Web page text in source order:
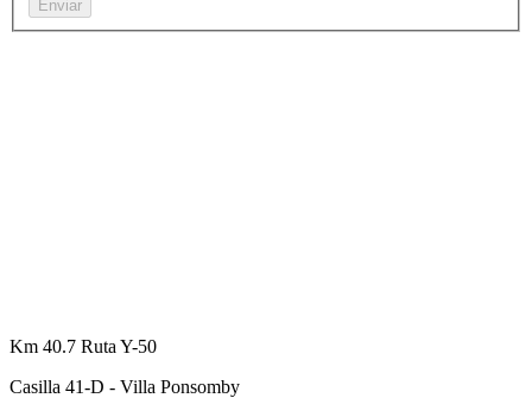
Km 40.7 Ruta Y-50
Casilla 41-D - Villa Ponsomby